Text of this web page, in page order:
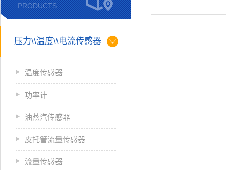
PRODUCTS
压力\\温度\\电流传感器
温度传感器
功率计
油蒸汽传感器
皮托管流量传感器
流量传感器